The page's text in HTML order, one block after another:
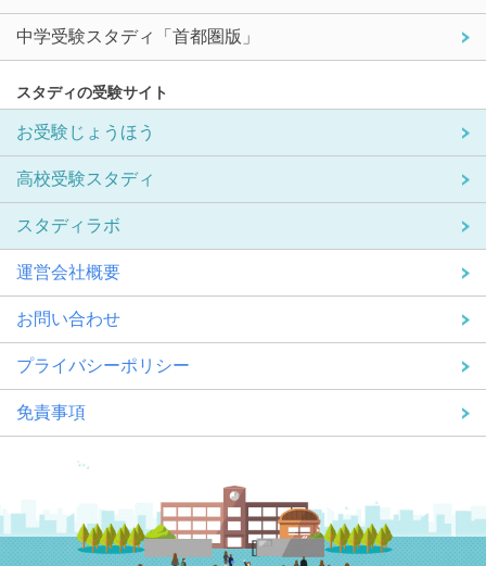
中学受験スタディ「首都圏版」
スタディの受験サイト
お受験じょうほう
高校受験スタディ
スタディラボ
運営会社概要
お問い合わせ
プライバシーポリシー
免責事項